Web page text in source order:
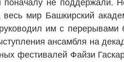
поначалу не поддержали.
мир Башкирский
им с перерывами
ансамбля на
фестивалей Файзи